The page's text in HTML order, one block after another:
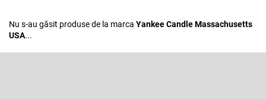
Nu s-au găsit produse de la marca Yankee Candle Massachusetts
USA...